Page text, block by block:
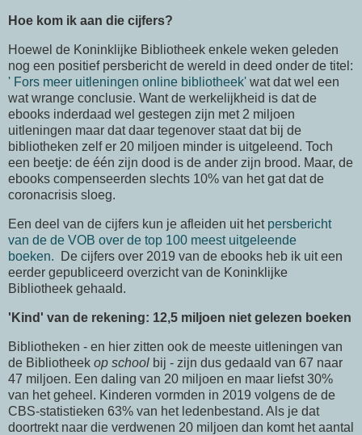
Hoe kom ik aan die cijfers?
Hoewel de Koninklijke Bibliotheek enkele weken geleden
nog een positief persbericht de wereld in deed onder de titel:
' Fors meer uitleningen online bibliotheek' wat dat wel een
wat wrange conclusie. Want de werkelijkheid is dat de
ebooks inderdaad wel gestegen zijn met 2 miljoen
uitleningen maar dat daar tegenover staat dat bij de
bibliotheken zelf er 20 miljoen minder is uitgeleend. Toch
een beetje: de één zijn dood is de ander zijn brood. Maar, de
ebooks compenseerden slechts 10% van het gat dat de
coronacrisis sloeg.
Een deel van de cijfers kun je afleiden uit het persbericht
van de de VOB over de top 100 meest uitgeleende
boeken.
De cijfers over 2019 van de ebooks heb ik uit een
eerder gepubliceerd overzicht van de Koninklijke
Bibliotheek gehaald.
'Kind' van de rekening: 12,5 miljoen niet gelezen boeken
Bibliotheken - en hier zitten ook de meeste uitleningen van
de Bibliotheek op school bij - zijn dus gedaald van 67 naar
47 miljoen. Een daling van 20 miljoen en maar liefst 30%
van het geheel. Kinderen vormden in 2019 volgens de de
CBS-statistieken 63% van het ledenbestand. Als je dat
doortrekt naar die verdwenen 20 miljoen dan komt het aantal